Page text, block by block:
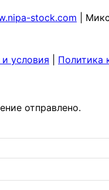
stock.com |
условия
Политика
отправлено.